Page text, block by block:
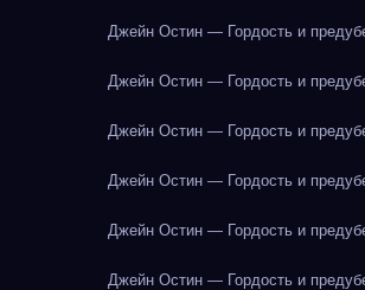
Джейн Остин — Гордость и
Джейн Остин — Гордость и
Джейн Остин — Гордость и
Джейн Остин — Гордость и
Джейн Остин — Гордость и
Джейн Остин — Гордость и